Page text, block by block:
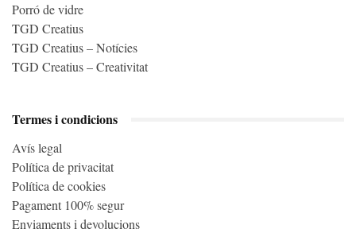
Porró de vidre
TGD Creatius
TGD Creatius – Notícies
TGD Creatius – Creativitat
Termes i condicions
Avís legal
Política de privacitat
Política de cookies
Pagament 100% segur
Enviaments i devolucions